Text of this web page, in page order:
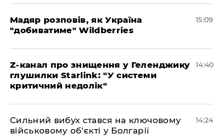
Мадяр розповів, як Україна
"добиватиме" Wildberries
15:09
Z-канал про знищення у Геленджику
глушилки Starlink: "У системи
критичний недолік"
14:40
Сильний вибух стався на ключовому
військовому об'єкті у Болгарії
14:24